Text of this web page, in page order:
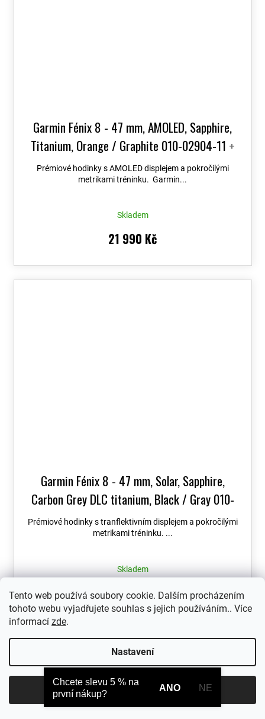
Tento web používá soubory cookie. Dalším procházením
tohoto webu vyjadřujete souhlas s jejich používáním.. Více
informací zde.
Nastavení
Garmin Fénix 8 - 47 mm, AMOLED, Sapphire,
Titanium, Orange / Graphite 010-02904-11 +
možnost výměny do 90 dní + Topo Czech PRO
Voucher
Prémiové hodinky s AMOLED displejem a pokročilými
metrikami tréninku. Garmin...
Skladem
21 990 Kč
Garmin Fénix 8 - 47 mm, Solar, Sapphire,
Carbon Grey DLC titanium, Black / Gray 010-
02906-11+ možnost výměny do 90 dní + Topo
Czech PRO Voucher
Prémiové hodinky s tranflektivním displejem a pokročilými
metrikami tréninku. ...
Skladem
21 990 Kč
Chcete slevu 5 % na
první nákup?
ANO NE